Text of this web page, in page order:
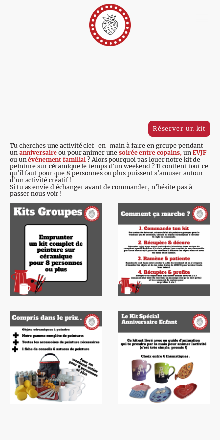
Tu cherches une activité clef-en-main à faire en groupe pendant
un anniversaire ou pour animer une soirée entre copains, un EVJF
ou un événement familial ? Alors pourquoi pas louer notre kit de
peinture sur céramique le temps d'un weekend ? Il contient tout ce
qu'il faut pour que 8 personnes ou plus puissent s'amuser autour
d'un activité créatif !
Si tu as envie d'échanger avant de commander, n'hésite pas à
passer nous voir !
Réserver un kit